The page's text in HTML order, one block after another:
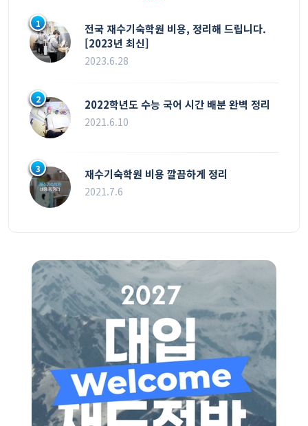
1
전국 재수기숙학원 비용, 정리해 드립니다.
[2023년 최신]
2023.6.28
2 2022학년도 수능 국어 시간 배분 완벽 정리
2021.6.10
3 재수기숙학원 비용 깔끔하게 정리
2021.7.6